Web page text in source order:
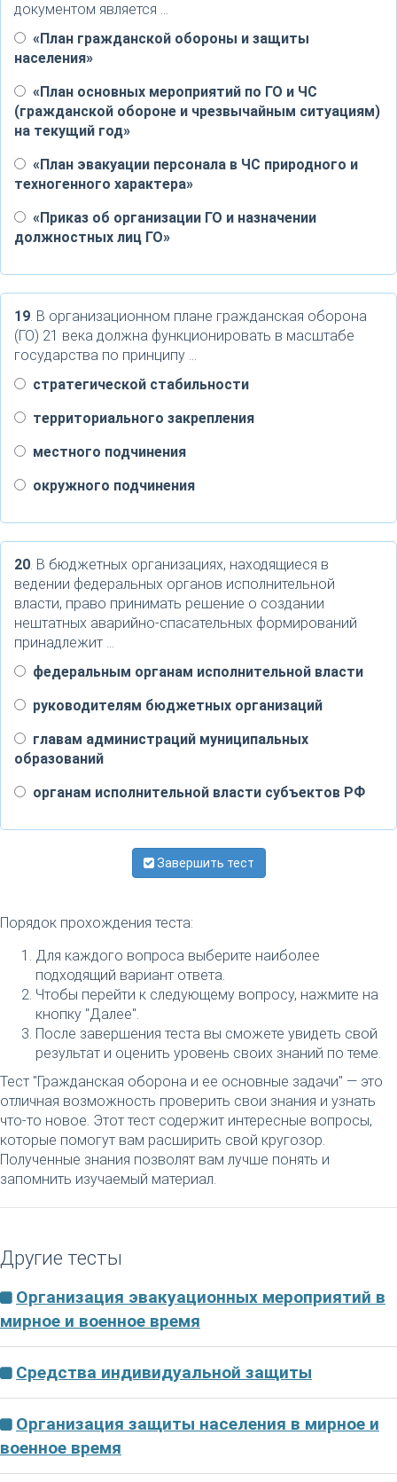
документом является …
«План гражданской обороны и защиты
населения»
«План основных мероприятий по ГО и ЧС
(гражданской обороне и чрезвычайным ситуациям)
на текущий год»
«План эвакуации персонала в ЧС природного и
техногенного характера»
«Приказ об организации ГО и назначении
должностных лиц ГО»
19. В организационном плане гражданская оборона
(ГО) 21 века должна функционировать в масштабе
государства по принципу …
стратегической стабильности
территориального закрепления
местного подчинения
окружного подчинения
20. В бюджетных организациях, находящиеся в
ведении федеральных органов исполнительной
власти, право принимать решение о создании
нештатных аварийно-спасательных формирований
принадлежит …
федеральным органам исполнительной власти
руководителям бюджетных организаций
главам администраций муниципальных
образований
органам исполнительной власти субъектов РФ
Завершить тест
Порядок прохождения теста:
Для каждого вопроса выберите наиболее
подходящий вариант ответа.
Чтобы перейти к следующему вопросу, нажмите на
кнопку "Далее".
После завершения теста вы сможете увидеть свой
результат и оценить уровень своих знаний по теме.
Тест "Гражданская оборона и ее основные задачи" — это
отличная возможность проверить свои знания и узнать
что-то новое. Этот тест содержит интересные вопросы,
которые помогут вам расширить свой кругозор.
Полученные знания позволят вам лучше понять и
запомнить изучаемый материал.
Другие тесты
Организация эвакуационных мероприятий в
мирное и военное время
Средства индивидуальной защиты
Организация защиты населения в мирное и
военное время